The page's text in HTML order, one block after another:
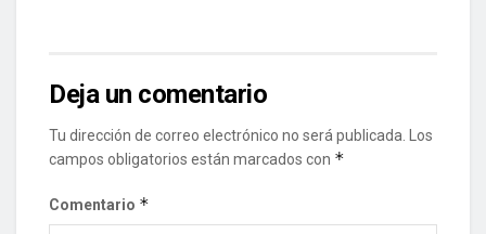
Deja un comentario
Tu dirección de correo electrónico no será publicada.
Los
campos obligatorios están marcados con *
Comentario *